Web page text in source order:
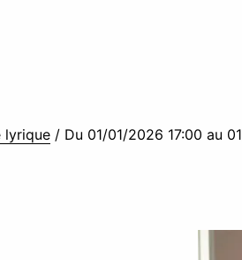
lyrique / Du 01/01/2026 17:00 au